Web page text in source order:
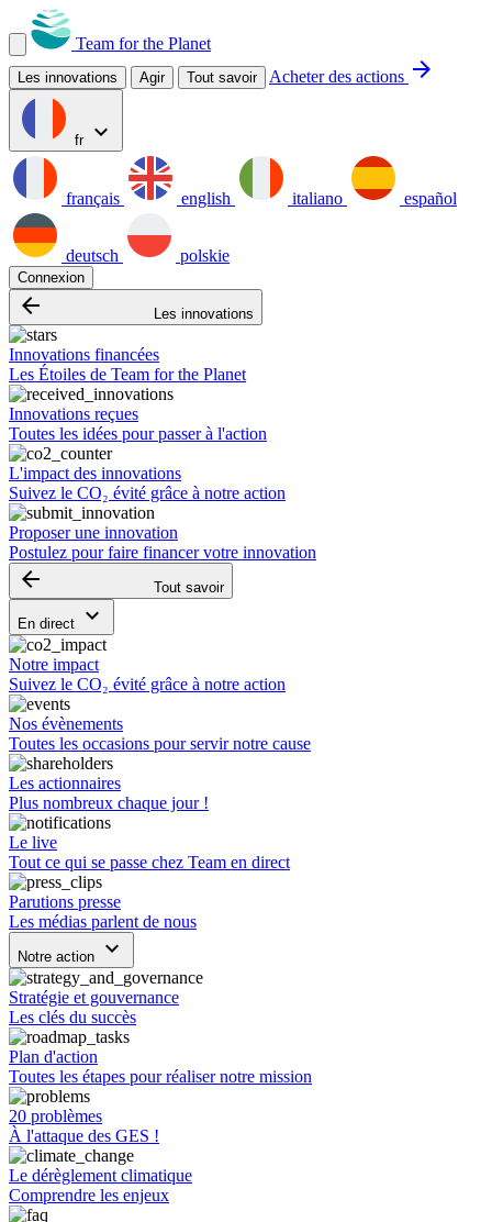
Team for the Planet
Les innovations Agir Tout savoir Acheter des actions arrow_forward
fr expand_more
français english italiano español
deutsch polskie
Connexion
arrow_backward Les innovations
Innovations financées
Les Étoiles de Team for the Planet
Innovations reçues
Toutes les idées pour passer à l'action
L'impact des innovations
Suivez le CO₂ évité grâce à notre action
Proposer une innovation
Postulez pour faire financer votre innovation
arrow_backward Tout savoir
En direct keyboard_arrow_down
Notre impact
Suivez le CO₂ évité grâce à notre action
Nos évènements
Toutes les occasions pour servir notre cause
Les actionnaires
Plus nombreux chaque jour !
Le live
Tout ce qui se passe chez Team en direct
Parutions presse
Les médias parlent de nous
Notre action keyboard_arrow_down
Stratégie et gouvernance
Les clés du succès
Plan d'action
Toutes les étapes pour réaliser notre mission
20 problèmes
À l'attaque des GES !
Le dérèglement climatique
Comprendre les enjeux